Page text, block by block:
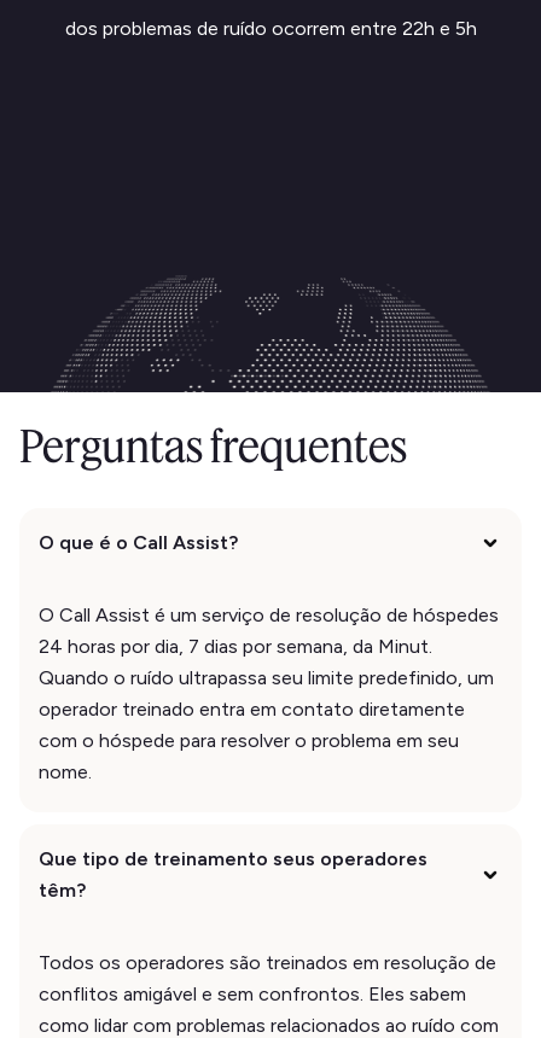
dos problemas de ruído ocorrem entre 22h e 5h
Perguntas frequentes
O que é o Call Assist?
O Call Assist é um serviço de resolução de hóspedes
24 horas por dia, 7 dias por semana, da Minut.
Quando o ruído ultrapassa seu limite predefinido, um
operador treinado entra em contato diretamente
com o hóspede para resolver o problema em seu
nome.
Que tipo de treinamento seus operadores
têm?
Todos os operadores são treinados em resolução de
conflitos amigável e sem confrontos. Eles sabem
como lidar com problemas relacionados ao ruído com